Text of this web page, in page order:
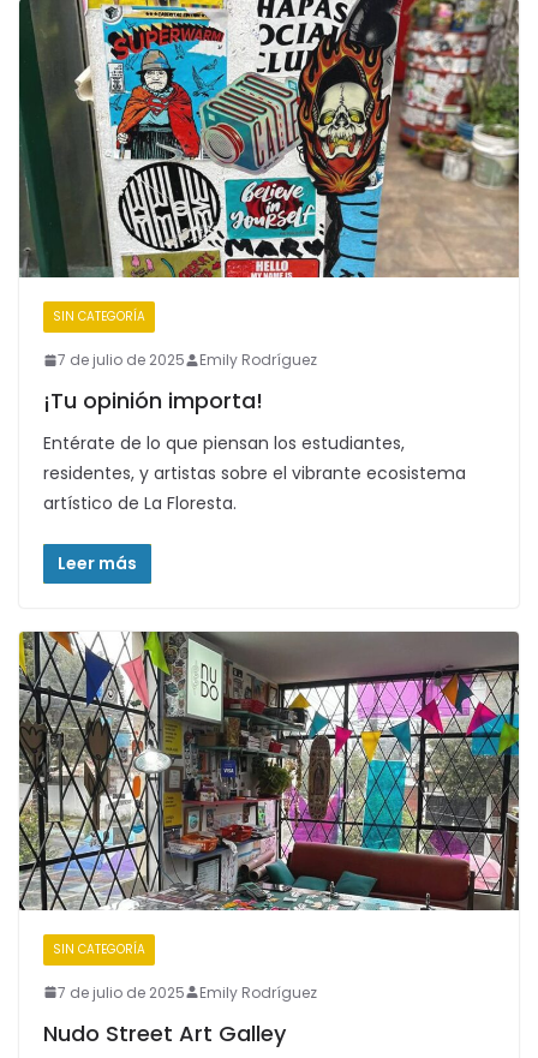
SIN CATEGORÍA
7 de julio de 2025 Emily Rodríguez
¡Tu opinión importa!
Entérate de lo que piensan los estudiantes,
residentes, y artistas sobre el vibrante ecosistema
artístico de La Floresta.
Leer más
SIN CATEGORÍA
7 de julio de 2025 Emily Rodríguez
Nudo Street Art Galley